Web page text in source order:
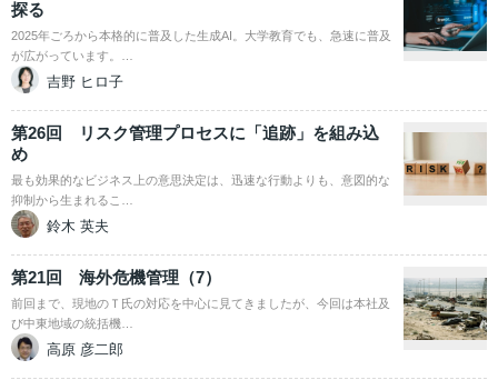
探る
2025年ごろから本格的に普及した生成AI。大学教育でも、急速に普及
が広がっています。…
吉野 ヒロ子
第26回 リスク管理プロセスに「追跡」を組み込
め
最も効果的なビジネス上の意思決定は、迅速な行動よりも、意図的な
抑制から生まれるこ…
鈴木 英夫
第21回 海外危機管理（7）
前回まで、現地のＴ氏の対応を中心に見てきましたが、今回は本社及
び中東地域の統括機…
高原 彦二郎